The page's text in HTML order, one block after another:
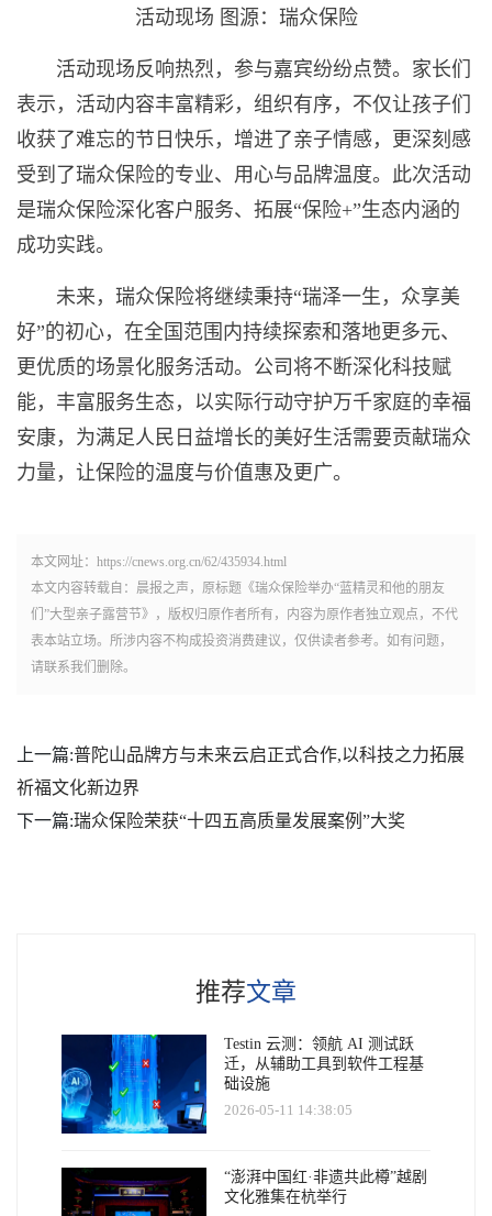
活动现场 图源：瑞众保险
活动现场反响热烈，参与嘉宾纷纷点赞。家长们
表示，活动内容丰富精彩，组织有序，不仅让孩子们
收获了难忘的节日快乐，增进了亲子情感，更深刻感
受到了瑞众保险的专业、用心与品牌温度。此次活动
是瑞众保险深化客户服务、拓展“保险+”生态内涵的
成功实践。
未来，瑞众保险将继续秉持“瑞泽一生，众享美
好”的初心，在全国范围内持续探索和落地更多元、
更优质的场景化服务活动。公司将不断深化科技赋
能，丰富服务生态，以实际行动守护万千家庭的幸福
安康，为满足人民日益增长的美好生活需要贡献瑞众
力量，让保险的温度与价值惠及更广。
本文网址：https://cnews.org.cn/62/435934.html
本文内容转载自：晨报之声，原标题《瑞众保险举办“蓝精灵和他的朋友
们”大型亲子露营节》，版权归原作者所有，内容为原作者独立观点，不代
表本站立场。所涉内容不构成投资消费建议，仅供读者参考。如有问题，
请联系我们删除。
上一篇:普陀山品牌方与未来云启正式合作,以科技之力拓展
祈福文化新边界
下一篇:瑞众保险荣获“十四五高质量发展案例”大奖
推荐文章
Testin 云测：领航 AI 测试跃
迁，从辅助工具到软件工程基
础设施
2026-05-11 14:38:05
“澎湃中国红·非遗共此樽”越剧
文化雅集在杭举行